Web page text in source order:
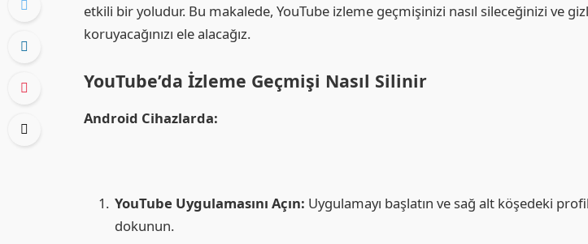
etkili bir yoludur. Bu makalede, YouTube izleme geçmişinizi nasıl sileceğinizi ve
koruyacağınızı ele alacağız.
YouTube’da İzleme Geçmişi Nasıl Silinir
Android Cihazlarda:
YouTube Uygulamasını Açın: Uygulamayı başlatın ve sağ alt köşedeki
dokunun.